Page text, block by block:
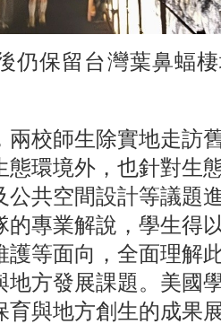
仍保留台灣葉鼻蝠
校師生除實地走訪
態環境外，也針對生
公共空間設計等議題
的專業解說，學生得
護等面向，全面理解
地方發展課題。美國
育與地方創生的成果